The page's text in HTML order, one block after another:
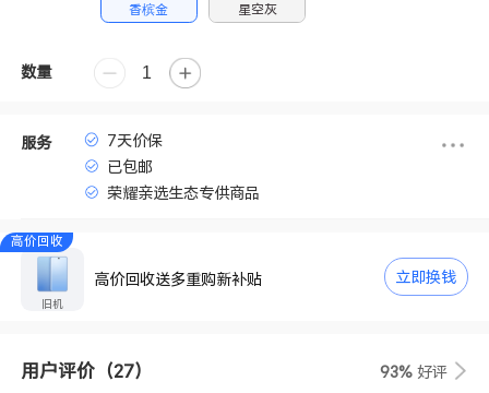
香槟金 星空灰
数量
服务
7天价保
已包邮
荣耀亲选生态专供商品
高价回收
旧机
高价回收送多重购新补贴 立即换钱
用户评价 （27） 93% 好评